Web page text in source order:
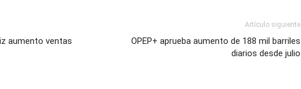
aumento ventas
Artículo siguiente
OPEP+ aprueba aumento de 188 mil barriles
diarios desde julio